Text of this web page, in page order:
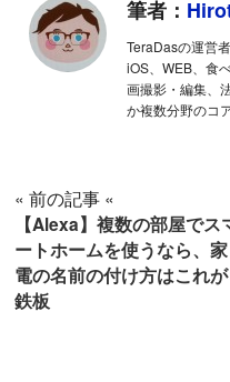
筆者：
TeraDasの運営
iOS、WEB、食
画撮影・編集、
か複数分野のコ
« 前の記事 «
【Alexa】複数の部屋でス
ートホームを使うなら、家
電の名前の付け方はこれが
鉄板